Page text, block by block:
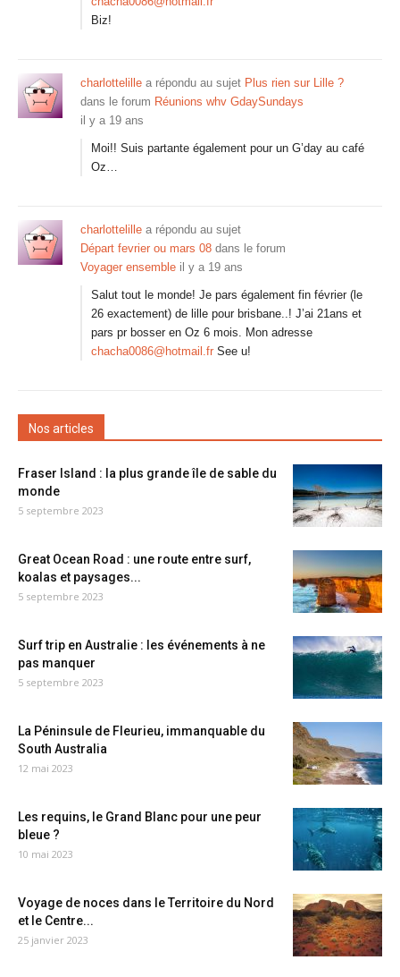
Biz!
charlottelille a répondu au sujet Plus rien sur Lille ?
dans le forum Réunions whv GdaySundays
il y a 19 ans
Moi!! Suis partante également pour un G’day au café
Oz…
charlottelille a répondu au sujet
Départ fevrier ou mars 08 dans le forum
Voyager ensemble il y a 19 ans
Salut tout le monde! Je pars également fin février (le
26 exactement) de lille pour brisbane..! J’ai 21ans et
pars pr bosser en Oz 6 mois. Mon adresse
chacha0086@hotmail.fr See u!
Nos articles
Fraser Island : la plus grande île de sable du
monde
5 septembre 2023
Great Ocean Road : une route entre surf,
koalas et paysages...
5 septembre 2023
Surf trip en Australie : les événements à ne
pas manquer
5 septembre 2023
La Péninsule de Fleurieu, immanquable du
South Australia
12 mai 2023
Les requins, le Grand Blanc pour une peur
bleue ?
10 mai 2023
Voyage de noces dans le Territoire du Nord
et le Centre...
25 janvier 2023